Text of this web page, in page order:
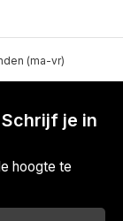
(ma-vr)
je in
hoogte te